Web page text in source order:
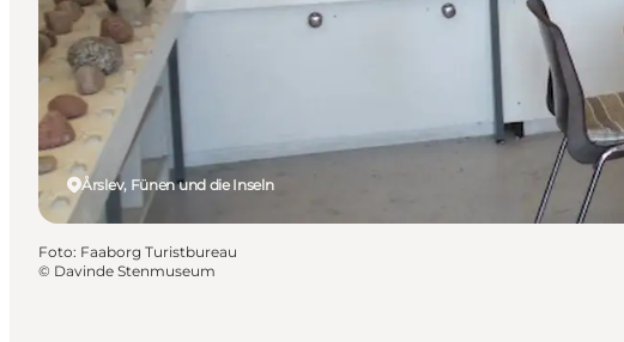
Årslev, Fünen und die Inseln
Foto: Faaborg Turistbureau
© Davinde Stenmuseum